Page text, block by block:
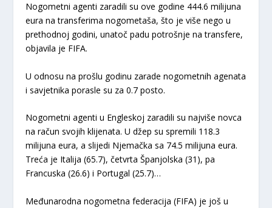
Nogometni agenti zaradili su ove godine 444.6 milijuna
eura na transferima nogometaša, što je više nego u
prethodnoj godini, unatoč padu potrošnje na transfere,
objavila je FIFA.
U odnosu na prošlu godinu zarade nogometnih agenata
i savjetnika porasle su za 0.7 posto.
Nogometni agenti u Engleskoj zaradili su najviše novca
na račun svojih klijenata. U džep su spremili 118.3
milijuna eura, a slijedi Njemačka sa 74.5 milijuna eura.
Treća je Italija (65.7), četvrta Španjolska (31), pa
Francuska (26.6) i Portugal (25.7)…
Međunarodna nogometna federacija (FIFA) je još u